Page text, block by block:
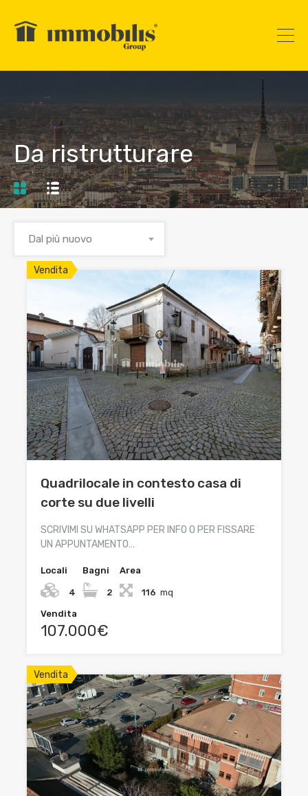
Da ristrutturare
Dal più nuovo
Vendita
Quadrilocale in contesto casa di
corte su due livelli
SCRIVIMI SU WHATSAPP PER INFO O PER FISSARE
UN APPUNTAMENTO…
Locali
4
Bagni
2
Area
116 mq
Vendita
107.000€
Vendita